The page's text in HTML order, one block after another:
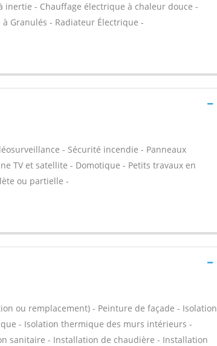
inertie - Chauffage électrique à chaleur douce -
Granulés - Radiateur Électrique -
- Sécurité incendie - Panneaux
TV et satellite - Domotique - Petits travaux en
ou partielle -
ou remplacement) - Peinture de façade - Isolation
- Isolation thermique des murs intérieurs -
sanitaire - Installation de chaudière - Installation